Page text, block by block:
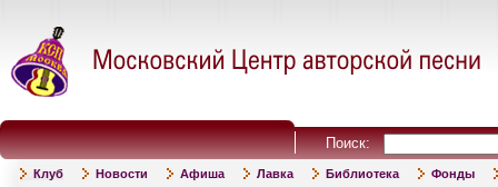
Поиск:
Клуб Новости Афиша Лавка Библиотека Фонды